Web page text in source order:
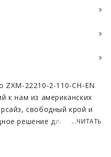
ZXM-22210-2-110-CH-EN
к нам из американских
свободный крой и
решение для смелых
...ЧИТАТЬ